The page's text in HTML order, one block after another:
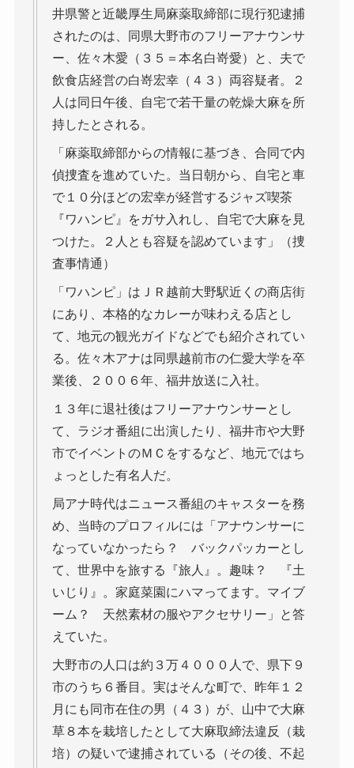
井県警と近畿厚生局麻薬取締部に現行犯逮捕
されたのは、同県大野市のフリーアナウンサ
ー、佐々木愛（３５＝本名白嵜愛）と、夫で
飲食店経営の白嵜宏幸（４３）両容疑者。２
人は同日午後、自宅で若干量の乾燥大麻を所
持したとされる。
「麻薬取締部からの情報に基づき、合同で内
偵捜査を進めていた。当日朝から、自宅と車
で１０分ほどの宏幸が経営するジャズ喫茶
『ワハンピ』をガサ入れし、自宅で大麻を見
つけた。２人とも容疑を認めています」（捜
査事情通）
「ワハンピ」はＪＲ越前大野駅近くの商店街
にあり、本格的なカレーが味わえる店とし
て、地元の観光ガイドなどでも紹介されてい
る。佐々木アナは同県越前市の仁愛大学を卒
業後、２００６年、福井放送に入社。
１３年に退社後はフリーアナウンサーとし
て、ラジオ番組に出演したり、福井市や大野
市でイベントのＭＣをするなど、地元ではち
ょっとした有名人だ。
局アナ時代はニュース番組のキャスターを務
め、当時のプロフィルには「アナウンサーに
なっていなかったら？ バックパッカーとし
て、世界中を旅する『旅人』。趣味？ 『土
いじり』。家庭菜園にハマってます。マイブ
ーム？ 天然素材の服やアクセサリー」と答
えていた。
大野市の人口は約３万４０００人で、県下９
市のうち６番目。実はそんな町で、昨年１２
月にも同市在住の男（４３）が、山中で大麻
草８本を栽培したとして大麻取締法違反（栽
培）の疑いで逮捕されている（その後、不起